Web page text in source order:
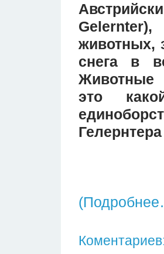
животных,
снега в
Животные
это